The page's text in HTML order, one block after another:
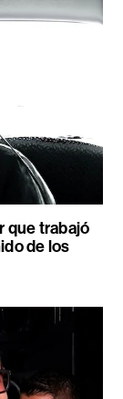
que trabajó
de los